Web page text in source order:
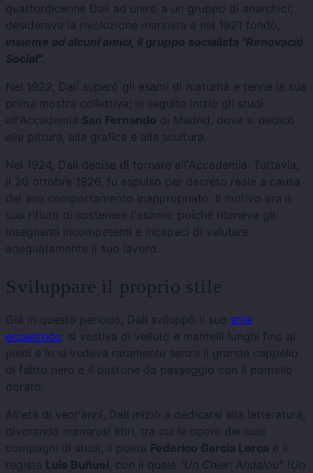
quattordicenne Dalí ad unirsi a un gruppo di anarchici;
desiderava la rivoluzione marxista e nel 1921 fondò,
insieme ad alcuni amici, il gruppo socialista "Renovació
Social".
Nel 1922, Dalí superò gli esami di maturità e tenne la sua
prima mostra collettiva; in seguito iniziò gli studi
all'Accademia San Fernando di Madrid, dove si dedicò
alla pittura, alla grafica e alla scultura.
Nel 1924, Dalí decise di tornare all'Accademia. Tuttavia,
il 20 ottobre 1926, fu espulso per decreto reale a causa
del suo comportamento inappropriato. Il motivo era il
suo rifiuto di sostenere l'esame, poiché riteneva gli
insegnanti incompetenti e incapaci di valutare
adeguatamente il suo lavoro.
Sviluppare il proprio stile
Già in questo periodo, Dalí sviluppò il suo stile
eccentrico: si vestiva di velluto e mantelli lunghi fino ai
piedi e lo si vedeva raramente senza il grande cappello
di feltro nero e il bastone da passeggio con il pomello
dorato.
All'età di vent'anni, Dalí iniziò a dedicarsi alla letteratura,
divorando numerosi libri, tra cui le opere dei suoi
compagni di studi, il poeta Federico García Lorca e il
regista Luis Buñuel, con il quale "Un Chien Andalou" (Un